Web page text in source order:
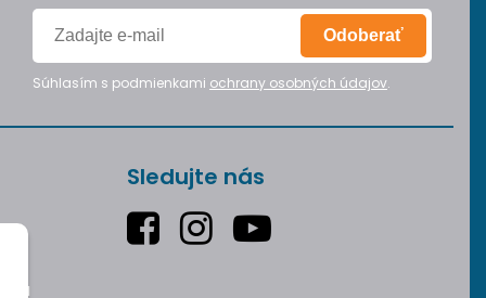
Odoberať
Súhlasím s podmienkami ochrany osobných údajov.
Sledujte nás